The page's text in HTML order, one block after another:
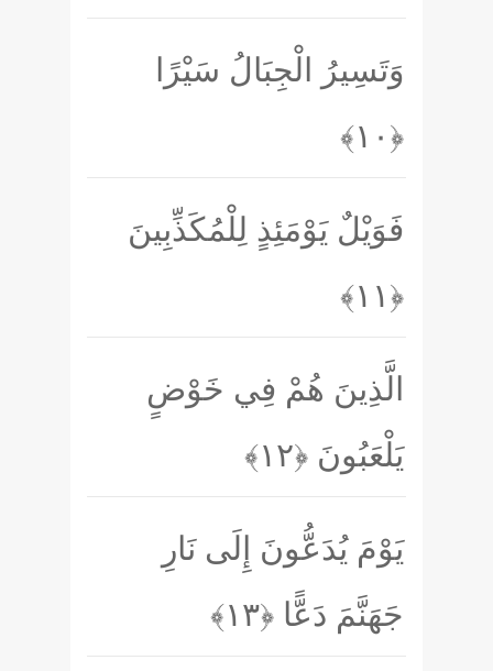
وَتَسِيرُ الْجِبَالُ سَيْرًا
﴿۱۰﴾
فَوَيْلٌ يَوْمَئِذٍ لِلْمُكَذِّبِينَ
﴿۱۱﴾
الَّذِينَ هُمْ فِي خَوْضٍ
يَلْعَبُونَ ﴿۱۲﴾
يَوْمَ يُدَعُّونَ إِلَى نَارِ
جَهَنَّمَ دَعًّا ﴿۱۳﴾